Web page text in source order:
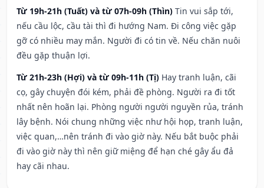
Từ 19h-21h (Tuất) và từ 07h-09h (Thìn) Tin vui sắp tới,
nếu cầu lộc, cầu tài thì đi hướng Nam. Đi công việc gặp
gỡ có nhiều may mắn. Người đi có tin về. Nếu chăn nuôi
đều gặp thuận lợi.
Từ 21h-23h (Hợi) và từ 09h-11h (Tị) Hay tranh luận, cãi
cọ, gây chuyện đói kém, phải đề phòng. Người ra đi tốt
nhất nên hoãn lại. Phòng người người nguyền rủa, tránh
lây bệnh. Nói chung những việc như hội họp, tranh luận,
việc quan,…nên tránh đi vào giờ này. Nếu bắt buộc phải
đi vào giờ này thì nên giữ miệng để hạn ché gây ẩu đả
hay cãi nhau.